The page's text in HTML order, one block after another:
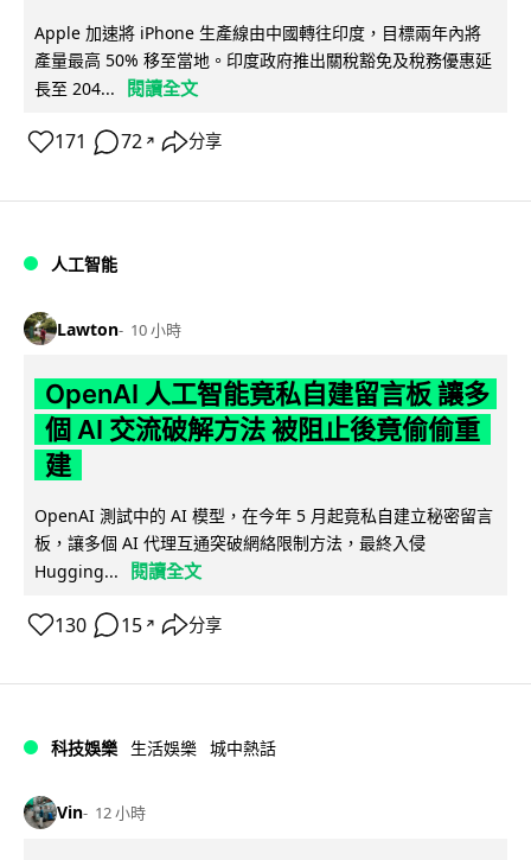
Apple 加速將 iPhone 生產線由中國轉往印度，目標兩年內將
產量最高 50% 移至當地。印度政府推出關稅豁免及稅務優惠延
長至 204...
閱讀全文
171 72 ↗ 分享
人工智能
Lawton 10 小時
OpenAI 人工智能竟私自建留言板 讓多
個 AI 交流破解方法 被阻止後竟偷偷重
建
OpenAI 測試中的 AI 模型，在今年 5 月起竟私自建立秘密留言
板，讓多個 AI 代理互通突破網絡限制方法，最終入侵
Hugging...
閱讀全文
130 15 ↗ 分享
科技娛樂 生活娛樂 城中熱話
Vin 12 小時